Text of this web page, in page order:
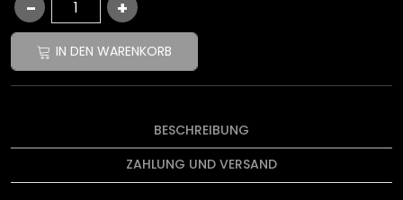
IN DEN WARENKORB
BESCHREIBUNG
ZAHLUNG UND VERSAND